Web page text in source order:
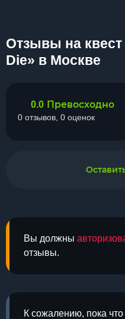
Отзывы на квест
Die» в Москве
Вы должны
отзывы.
К сожалению, пока
0.0 Превосходно
0 отзывов, 0 оценок